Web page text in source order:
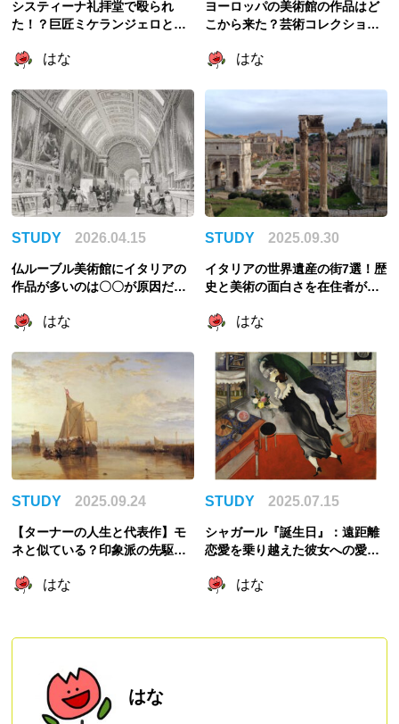
システィーナ礼拝堂で殴られ
た！？巨匠ミケランジェロと教
ピソード3選
はな
ヨーロッパの美術館の作品はど
こから来た？芸術コレクション
はな
STUDY 2026.04.15
仏ルーブル美術館にイタリアの
作品が多いのは〇〇が原因だっ
く
はな
STUDY 2025.09.30
イタリアの世界遺産の街7選！歴
史と美術の面白さを在住者が解
はな
STUDY 2025.09.24
【ターナーの人生と代表作】モ
ネと似ている？印象派の先駆
はな
STUDY 2025.07.15
シャガール『誕生日』：遠距離
恋愛を乗り越えた彼女への愛が
はな
はな